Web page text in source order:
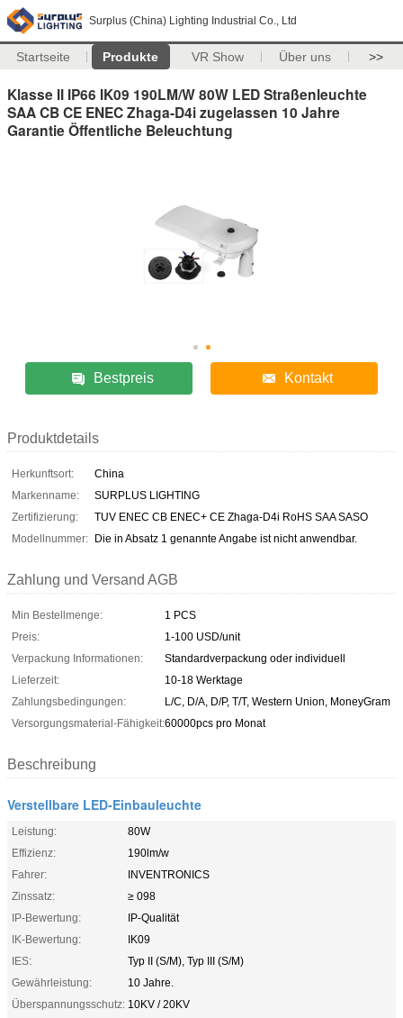
Surplus (China) Lighting Industrial Co., Ltd
Startseite Produkte VR Show Über uns >>
Klasse II IP66 IK09 190LM/W 80W LED Straßenleuchte
SAA CB CE ENEC Zhaga-D4i zugelassen 10 Jahre
Garantie Öffentliche Beleuchtung
Bestpreis Kontakt
Produktdetails
Herkunftsort:
China
Markenname:
SURPLUS LIGHTING
Zertifizierung:
TUV ENEC CB ENEC+ CE Zhaga-D4i RoHS SAA SASO
Modellnummer: Die in Absatz 1 genannte Angabe ist nicht anwendbar.
Zahlung und Versand AGB
Min Bestellmenge:
1 PCS
Preis:
1-100 USD/unit
Verpackung Informationen:
Standardverpackung oder individuell
Lieferzeit:
10-18 Werktage
Zahlungsbedingungen:
L/C, D/A, D/P, T/T, Western Union, MoneyGram
Versorgungsmaterial-Fähigkeit:60000pcs pro Monat
Beschreibung
Verstellbare LED-Einbauleuchte
Leistung:
80W
Effizienz:
190lm/w
Fahrer:
INVENTRONICS
Zinssatz:
≥ 098
IP-Bewertung:
IP-Qualität
IK-Bewertung:
IK09
IES:
Typ II (S/M), Typ III (S/M)
Gewährleistung:
10 Jahre.
Überspannungsschutz: 10KV / 20KV